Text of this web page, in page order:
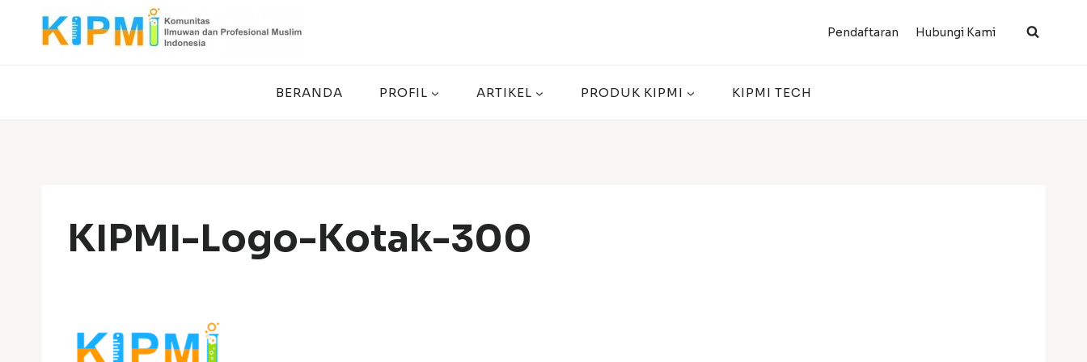
Pendaftaran Hubungi Kami
BERANDA PROFIL ARTIKEL PRODUK KIPMI KIPMI TECH
KIPMI-Logo-Kotak-300